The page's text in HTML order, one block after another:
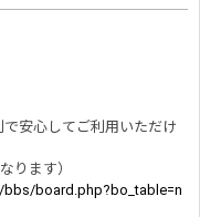
安心してご利用いただけ
ります）
board.php?bo_table=n